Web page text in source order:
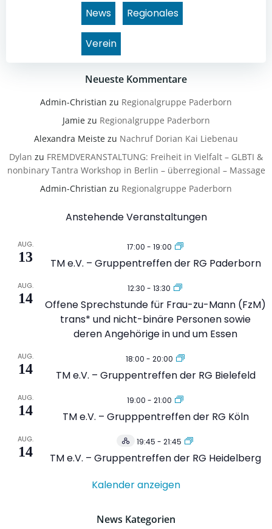
News Regionales
Verein
Neueste Kommentare
Admin-Christian zu Regionalgruppe Paderborn
Jamiezu Regionalgruppe Paderborn
Alexandra Meiste zu Nachruf Dorian Kai Liebenau
Dylan zu FREMDVERANSTALTUNG: Freiheit in Vielfalt – GLBTI &
nonbinary Tantra Workshop in Berlin – überregional – Massage
Admin-Christian zu Regionalgruppe Paderborn
Anstehende Veranstaltungen
AUG.
13
17:00 - 19:00
TM e.V. – Gruppentreffen der RG Paderborn
AUG.
14
12:30 - 13:30
Offene Sprechstunde für Frau-zu-Mann (FzM)
trans* und nicht-binäre Personen sowie
deren Angehörige in und um Essen
AUG.
14
18:00 - 20:00
TM e.V. – Gruppentreffen der RG Bielefeld
AUG.
14
19:00 - 21:00
TM e.V. – Grupppentreffen der RG Köln
AUG.
14
Hybrid
Veranstaltung
19:45 - 21:45
TM e.V. – Gruppentreffen der RG Heidelberg
Kalender anzeigen
News Kategorien